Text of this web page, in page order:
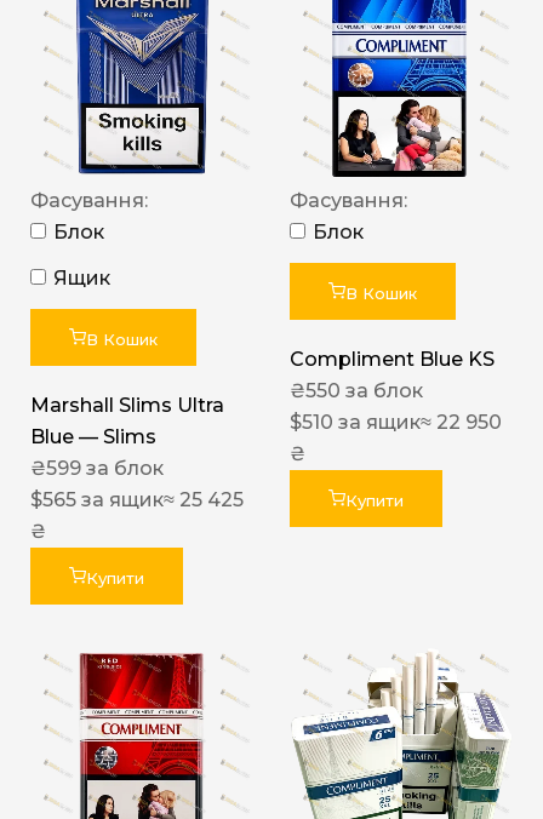
Фасування:
Блок
Ящик
В Кошик
Marshall Slims Ultra
Blue — Slims
₴599 за блок
$565 за ящик≈ 25 425
₴
Купити
Фасування:
Блок
В Кошик
Compliment Blue KS
₴550 за блок
$510 за ящик≈ 22 950
₴
Купити